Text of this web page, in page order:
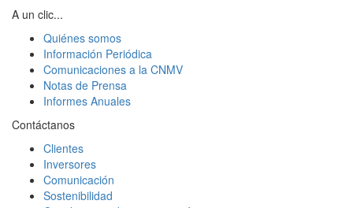
A un clic...
Quiénes somos
Información Periódica
Comunicaciones a la CNMV
Notas de Prensa
Informes Anuales
Contáctanos
Clientes
Inversores
Comunicación
Sostenibilidad